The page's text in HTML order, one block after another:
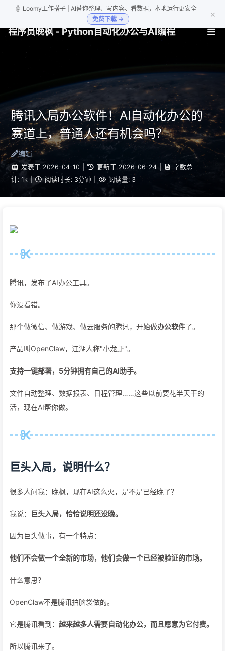
🤖 Loomy工作搭子 | AI替你整理、写内容、看数据，本地运行更安全
免费下载 →
×
程序员晚枫 - Python自动化办公与AI编程
腾讯入局办公软件！AI自动化办公的
赛道上，普通人还有机会吗？
编辑
发表于 2026-04-10 更新于 2026-06-24
字数总
计: 1k | 阅读时长: 3分钟 阅读量: 3
腾讯，发布了AI办公工具。
你没看错。
那个做微信、做游戏、做云服务的腾讯，开始做办公软件了。
产品叫OpenClaw，江湖人称"小龙虾"。
支持一键部署，5分钟拥有自己的AI助手。
文件自动整理、数据报表、日程管理……这些以前要花半天干的
活，现在AI帮你做。
巨头入局，说明什么？
很多人问我：晚枫，现在AI这么火，是不是已经晚了？
我说： 巨头入局，恰恰说明还没晚。
因为巨头做事，有一个特点：
他们不会做一个全新的市场，他们会做一个已经被验证的市场。
什么意思？
OpenClaw不是腾讯拍脑袋做的。
它是腾讯看到： 越来越多人需要自动化办公，而且愿意为它付费。
所以腾讯来了。